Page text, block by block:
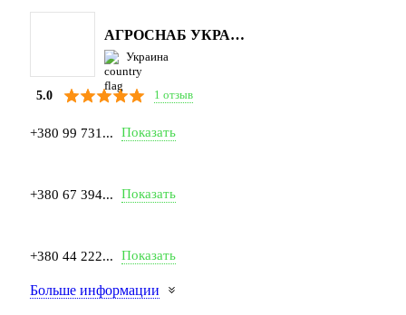
АГРОСНАБ УКРАЇНА
Украина
5.0 1 отзыв
+380 99 731... Показать
+380 67 394... Показать
+380 44 222... Показать
Больше информации